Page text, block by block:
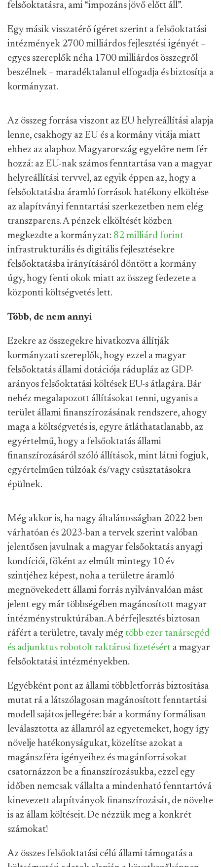
felsőoktatásra, ami “impozáns jövő előtt áll”.
Egy másik visszatérő ígéret szerint a felsőoktatási
intézmények 2700 milliárdos fejlesztési igényét –
egyes szereplők néha 1700 milliárdos összegről
beszélnek – maradéktalanul elfogadja és biztosítja a
kormányzat.
Az összeg forrása viszont az EU helyreállítási alapja
lenne, csakhogy az EU és a kormány vitája miatt
ehhez az alaphoz Magyarország egyelőre nem fér
hozzá: az EU-nak számos fenntartása van a magyar
helyreállítási tervvel, az egyik éppen az, hogy a
felsőoktatásba áramló források hatékony elköltése
az alapítványi fenntartási szerkezetben nem elég
transzparens. A pénzek elköltését közben
megkezdte a kormányzat: 82 milliárd forint
infrastrukturális és digitális fejlesztésekre
felsőoktatásba irányításáról döntött a kormány
úgy, hogy fenti okok miatt az összeg fedezete a
központi költségvetés lett.
Több, de nem annyi
Ezekre az összegekre hivatkozva állítják
kormányzati szereplők, hogy ezzel a magyar
felsőoktatás állami dotációja rádupláz az GDP-
arányos felsőoktatási költések EU-s átlagára. Bár
nehéz megalapozott állításokat tenni, ugyanis a
terület állami finanszírozásának rendszere, ahogy
maga a költségvetés is, egyre átláthatatlanabb, az
egyértelmű, hogy a felsőoktatás állami
finanszírozásáról szóló állítások, mint látni fogjuk,
egyértelműen túlzóak és/vagy csúsztatásokra
épülnek.
Még akkor is, ha nagy általánosságban 2022-ben
várhatóan és 2023-ban a tervek szerint valóban
jelentősen javulnak a magyar felsőoktatás anyagi
kondíciói, főként az elmúlt mintegy 10 év
szintjéhez képest, noha a területre áramló
megnövekedett állami forrás nyilvánvalóan mást
jelent egy már többségében magánosított magyar
intézménystruktúrában. A bérfejlesztés biztosan
ráfért a területre, tavaly még több ezer tanársegéd
és adjunktus robotolt raktárosi fizetésért a magyar
felsőoktatási intézményekben.
Egyébként pont az állami többletforrás biztosítása
mutat rá a látszólagosan magánosított fenntartási
modell sajátos jellegére: bár a kormány formálisan
leválasztotta az államról az egyetemeket, hogy így
növelje hatékonyságukat, közelítse azokat a
magánszféra igényeihez és magánforrásokat
csatornázzon be a finanszírozásukba, ezzel egy
időben nemcsak vállalta a mindenható fenntartóvá
kinevezett alapítványok finanszírozását, de növelte
is az állam költéseit. De nézzük meg a konkrét
számokat!
Az összes felsőoktatási célú állami támogatás a